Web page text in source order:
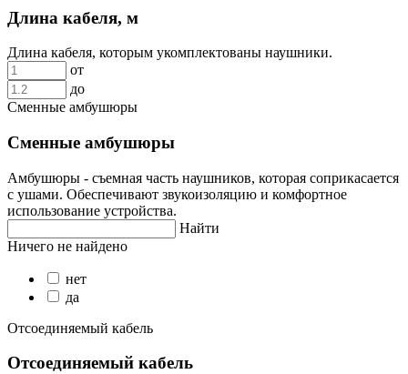
Длина кабеля, м
Длина кабеля, которым укомплектованы наушники.
от
до
Сменные амбушюры
Сменные амбушюры
Амбушюры - съемная часть наушников, которая соприкасается
с ушами. Обеспечивают звукоизоляцию и комфортное
использование устройства.
Найти
Ничего не найдено
нет
да
Отсоединяемый кабель
Отсоединяемый кабель